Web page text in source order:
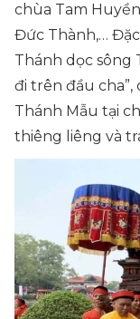
chùa Tam
Đức Thành,…
Thánh dọc sông
đi trên đầu cha”,
Thánh Mẫu tại
thiêng liêng và